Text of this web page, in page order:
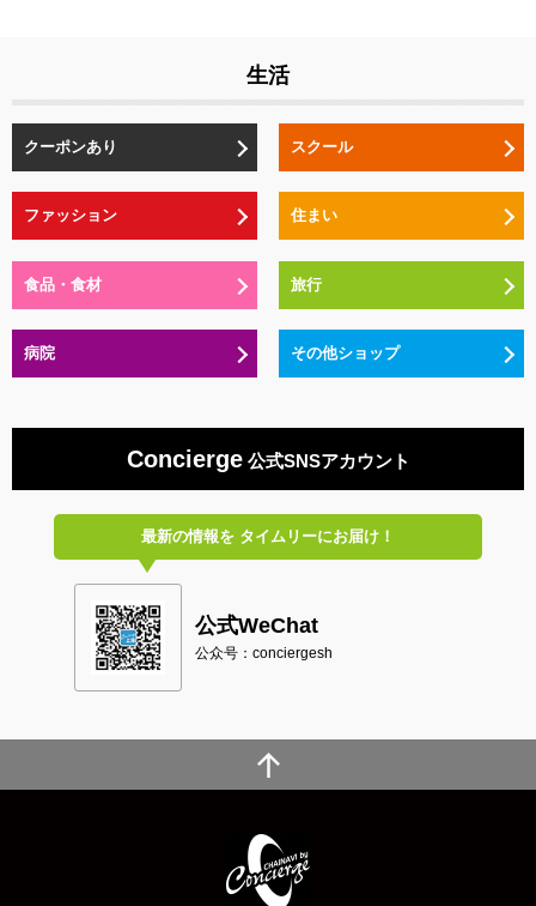
生活
クーポンあり スクール
ファッション 住まい
食品・食材 旅行
病院 その他ショップ
Concierge公式SNSアカウント
最新の情報をタイムリーにお届け！
公式WeChat
公众号：conciergesh